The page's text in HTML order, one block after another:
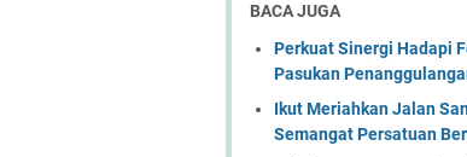
BACA JUGA
Perkuat Sinergi Hadapi
Pasukan
Ikut Meriahkan Jalan
Semangat Persatuan